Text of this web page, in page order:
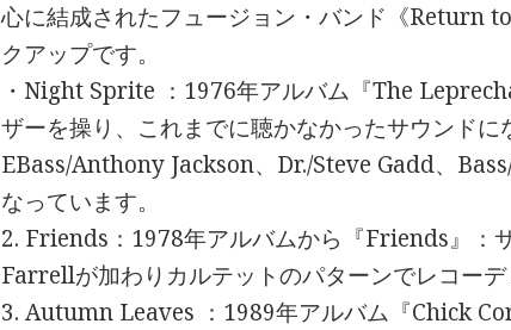
心に結成されたフュージョン・バンド《Return
クアップです。
・Night Sprite ：1976年アルバム『The
ザーを操り、これまでに聴かなかったサウンドに
EBass/Anthony Jackson、Dr./Steve Gadd、
なっています。
2. Friends：1978年アルバムから『Friends』：
Farrellが加わりカルテットのパターンでレコーデ
3. Autumn Leaves ：1989年アルバム『Chick